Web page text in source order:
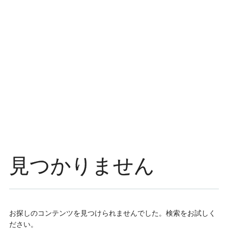
見つかりません
お探しのコンテンツを見つけられませんでした。検索をお試しく
ださい。